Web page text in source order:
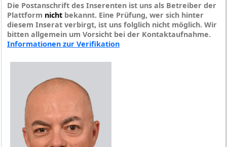
Die Postanschrift des Inserenten ist uns als Betreiber der
Plattform nicht bekannt. Eine Prüfung, wer sich hinter
diesem Inserat verbirgt, ist uns folglich nicht möglich. Wir
bitten allgemein um Vorsicht bei der Kontaktaufnahme.
Informationen zur Verifikation